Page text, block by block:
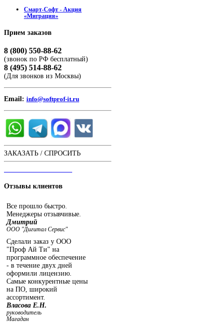
Смарт-Софт - Акция
«Миграция»
Прием заказов
8 (800) 550-88-62
(звонок по РФ бесплатный)
8 (495) 514-88-62
(Для звонков из Москвы)
Email: info@softprof-it.ru
ЗАКАЗАТЬ / СПРОСИТЬ
Отзывы клиентов
Все прошло быстро.
Менеджеры отзывчивые.
Дмитрий
ООО "Дигитал Сервис"
Сделали заказ у ООО
"Проф Ай Ти" на
программное обеспечение
- в течение двух дней
оформили лицензию.
Самые конкурентные цены
на ПО, широкий
ассортимент.
Власова Е.Н.
руководитель
Магадан